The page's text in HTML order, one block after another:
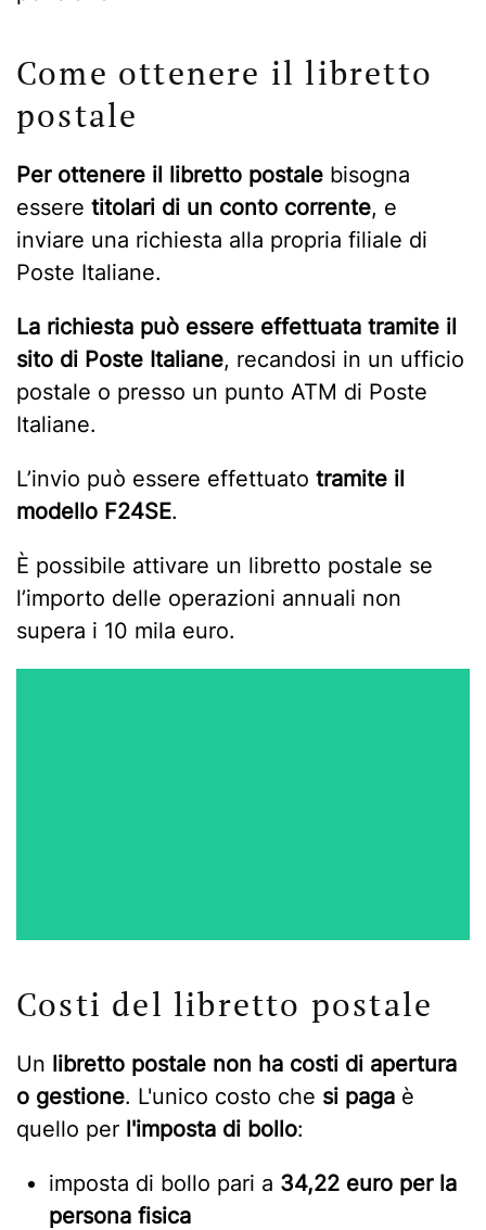
Come ottenere il libretto
postale
Per ottenere il libretto postale bisogna
essere titolari di un conto corrente, e
inviare una richiesta alla propria filiale di
Poste Italiane.
La richiesta può essere effettuata tramite il
sito di Poste Italiane, recandosi in un ufficio
postale o presso un punto ATM di Poste
Italiane.
L’invio può essere effettuato tramite il
modello F24SE.
È possibile attivare un libretto postale se
l’importo delle operazioni annuali non
supera i 10 mila euro.
Costi del libretto postale
Un libretto postale non ha costi di apertura
o gestione. L'unico costo che si paga è
quello per l'imposta di bollo:
imposta di bollo pari a 34,22 euro per la
persona fisica